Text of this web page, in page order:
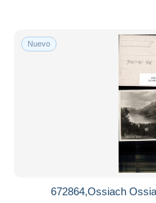
Nuevo
672864,Ossiach